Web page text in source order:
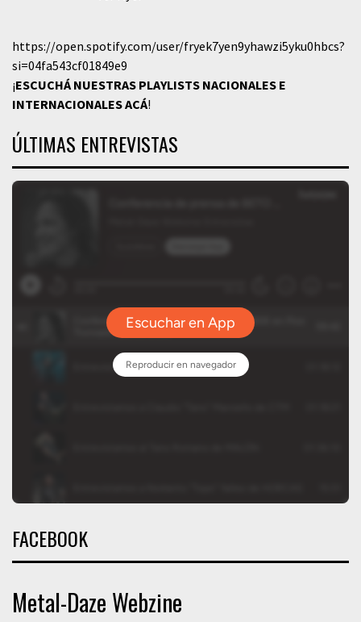
https://open.spotify.com/user/fryek7yen9yhawzi5yku0hbcs?
si=04fa543cf01849e9
¡ESCUCHÁ NUESTRAS PLAYLISTS NACIONALES E
INTERNACIONALESACÁ!
ÚLTIMAS ENTREVISTAS
FACEBOOK
Metal-Daze Webzine